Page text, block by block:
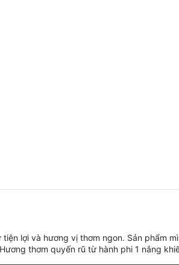
lợi và hương vị thơm ngon. Sản phẩm
thơm quyến rũ từ hành phi 1 nắng